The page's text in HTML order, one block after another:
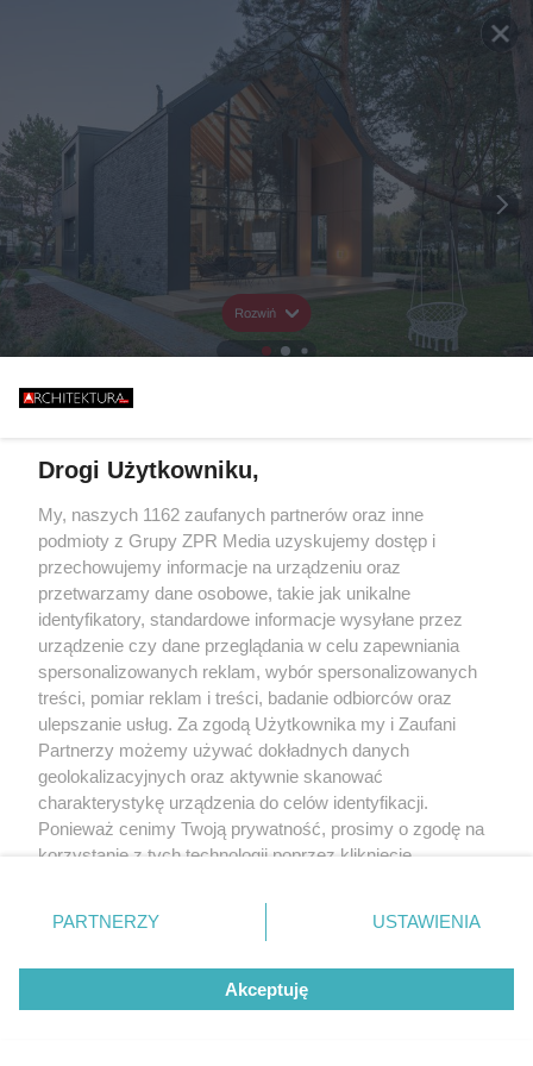
Rozwiń
Drogi Użytkowniku,
My, naszych 1162 zaufanych partnerów oraz inne
podmioty z Grupy ZPR Media uzyskujemy dostęp i
przechowujemy informacje na urządzeniu oraz
przetwarzamy dane osobowe, takie jak unikalne
identyfikatory, standardowe informacje wysyłane przez
urządzenie czy dane przeglądania w celu zapewniania
spersonalizowanych reklam, wybór spersonalizowanych
treści, pomiar reklam i treści, badanie odbiorców oraz
ulepszanie usług. Za zgodą Użytkownika my i Zaufani
Partnerzy możemy używać dokładnych danych
geolokalizacyjnych oraz aktywnie skanować
charakterystykę urządzenia do celów identyfikacji.
Ponieważ cenimy Twoją prywatność, prosimy o zgodę na
korzystanie z tych technologii poprzez kliknięcie
zmienić/wycofać klikając przycisk ustawień prywatności
znajdujący się w lewym dolnym rogu strony
rodzaje przetwarzania danych nie wymagają zgody
użytkownika, ale masz prawo sprzeciwić się takiemu
przetwarzaniu. Preferencje będą miały zastosowanie tylko
PARTNERZY USTAWIENIA
Akceptuję